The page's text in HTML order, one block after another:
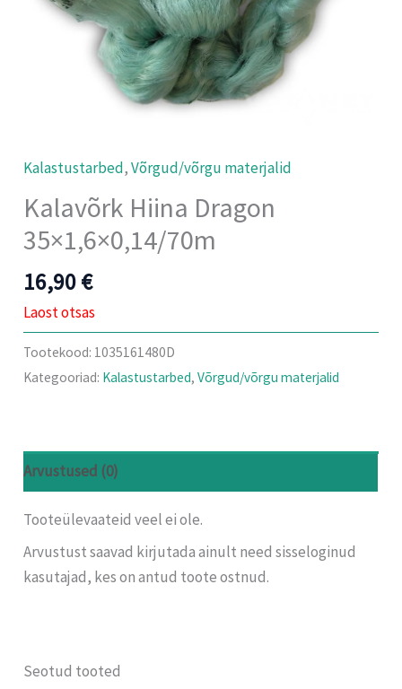
Kalastustarbed,Võrgud/võrgu materjalid
Kalavõrk Hiina Dragon
35×1,6×0,14/70m
16,90€
Laost otsas
Tootekood: 1035161480D
Kategooriad: Kalastustarbed,Võrgud/võrgu materjalid
Arvustused (0)
Tooteülevaateid veel ei ole.
Arvustust saavad kirjutada ainult need sisseloginud
kasutajad, kes on antud toote ostnud.
Seotud tooted